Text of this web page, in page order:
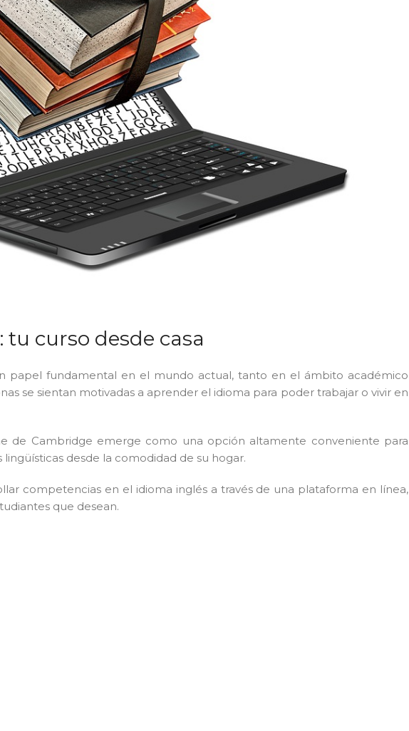
curso desde casa
papel fundamental en el mundo actual, tanto en el ámbito académico
se sientan motivadas a aprender el idioma para poder trabajar o vivir en
de Cambridge emerge como una opción altamente conveniente para
desde la comodidad de su hogar.
competencias en el idioma inglés a través de una plataforma en línea,
que desean.